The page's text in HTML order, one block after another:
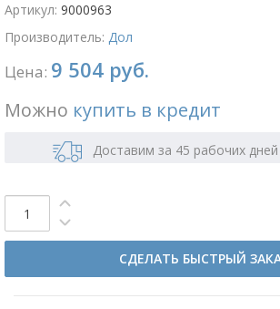
Артикул: 9000963
Производитель: Дол
Цена: 9 504 руб.
Можно купить в кредит
Доставим за 45 рабочих дней
СДЕЛАТЬ БЫСТРЫЙ